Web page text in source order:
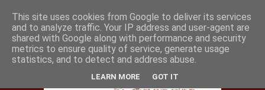
This site uses cookies from Google to deliver its services
and to analyze traffic. Your IP address and user-agent are
shared with Google along with performance and security
metrics to ensure quality of service, generate usage
statistics, and to detect and address abuse.
LEARN MORE GOT IT